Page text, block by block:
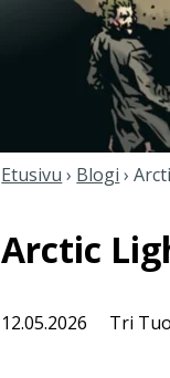
Etusivu › Blogi ›
Arctic
12.05.2026 Tri